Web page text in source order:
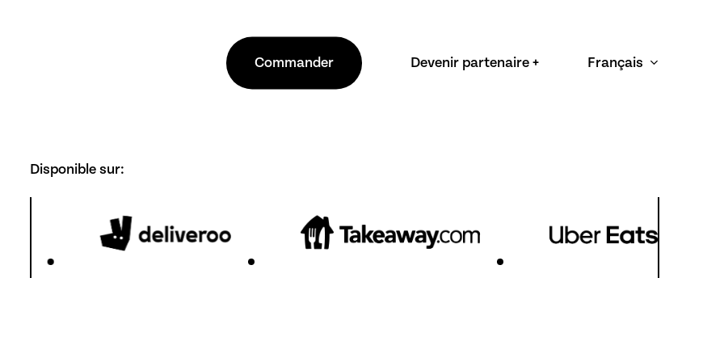
Commander Devenir partenaire + Français
Disponible sur: